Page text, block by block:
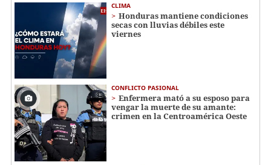
CLIMA
Honduras mantiene condiciones
secas con lluvias débiles este
viernes
CONFLICTO PASIONAL
Enfermera mató a su esposo para
vengar la muerte de su amante:
crimen en la Centroamérica Oeste